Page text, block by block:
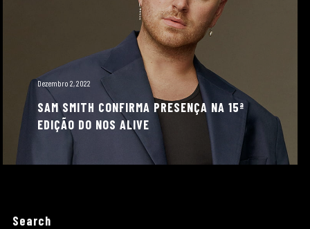
Dezembro 2, 2022
SAM SMITH CONFIRMA PRESENÇA NA 15ª
EDIÇÃO DO NOS ALIVE
Search